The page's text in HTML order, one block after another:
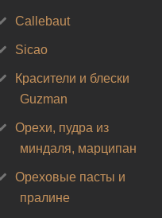
Callebaut
Sicao
Красители и блески
Guzman
Орехи, пудра из
миндаля, марципан
Ореховые пасты и
пралине